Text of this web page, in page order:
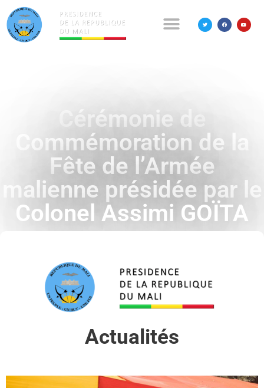
Cérémonie de
Commémoration de la
Fête de l’Armée
malienne présidée par le
Colonel Assimi GOÏTA
Actualités